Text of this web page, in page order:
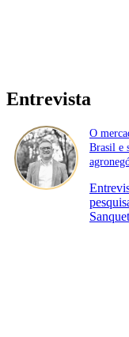
Entrevista
O
Brasil e